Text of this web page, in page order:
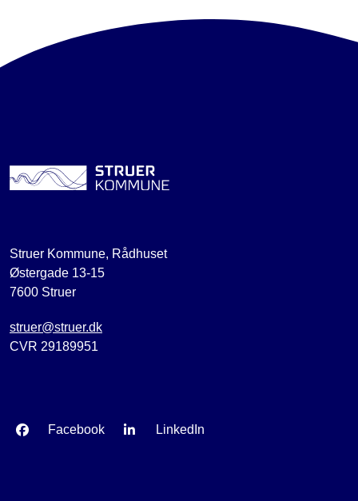
Struer Kommune, Rådhuset
Østergade 13-15
7600 Struer
struer@struer.dk
CVR 29189951
Facebook LinkedIn